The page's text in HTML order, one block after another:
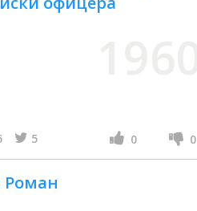
5 0 0
Роман